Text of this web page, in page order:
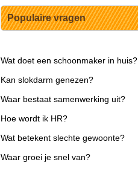
Populaire vragen
Wat doet een schoonmaker in huis?
Kan slokdarm genezen?
Waar bestaat samenwerking uit?
Hoe wordt ik HR?
Wat betekent slechte gewoonte?
Waar groei je snel van?